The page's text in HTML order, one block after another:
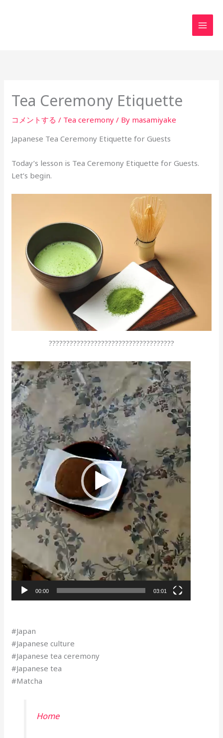
Tea Ceremony Etiquette
コメントする / Tea ceremony / By masamiyake
Japanese Tea Ceremony Etiquette for Guests
Today’s lesson is Tea Ceremony Etiquette for Guests.
Let’s begin.
????????????????????????????????????
動
画
プ
レ
ー
ヤ
ー
00:00 03:01
#Japan
#Japanese culture
#Japanese tea ceremony
#Japanese tea
#Matcha
Home